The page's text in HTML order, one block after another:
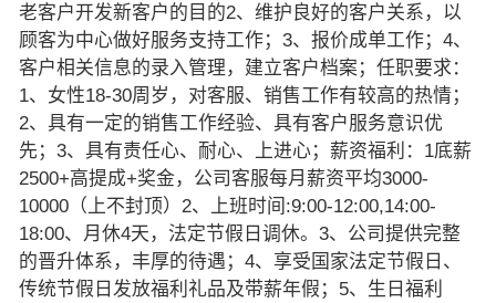
老客户开发新客户的目的2、维护良好的客户关系，以
顾客为中心做好服务支持工作；3、报价成单工作；4、
客户相关信息的录入管理，建立客户档案；任职要求：
1、女性18-30周岁，对客服、销售工作有较高的热情；
2、具有一定的销售工作经验、具有客户服务意识优
先；3、具有责任心、耐心、上进心；薪资福利：1底薪
2500+高提成+奖金，公司客服每月薪资平均3000-
10000（上不封顶）2、上班时间:9:00-12:00,14:00-
18:00、月休4天，法定节假日调休。3、公司提供完整
的晋升体系，丰厚的待遇；4、享受国家法定节假日、
传统节假日发放福利礼品及带薪年假；5、生日福利